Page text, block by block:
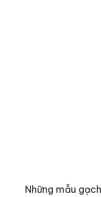
Những mẫu